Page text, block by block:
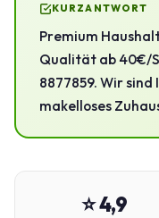
KURZANTWORT
Premium
Qualität ab 40€/
8877859. Wir
makelloses
⭐ 4,9